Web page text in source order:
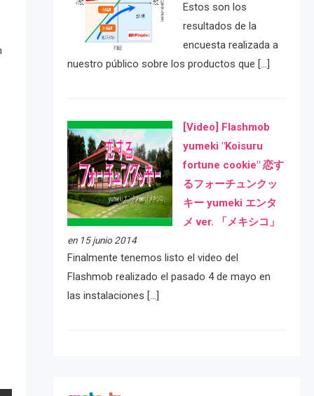
Estos son los
resultados de la
encuesta realizada a
nuestro público sobre los productos que […]
[Video] Flashmob
yumeki "Koisuru
fortune cookie" 恋す
るフォーチュンクッ
キー yumeki エンタ
メ ver. 「メキシコ」
en 15 junio 2014
Finalmente tenemos listo el video del
Flashmob realizado el pasado 4 de mayo en
las instalaciones […]